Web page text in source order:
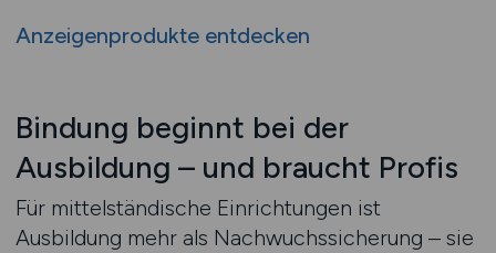
Anzeigenprodukte entdecken
Bindung beginnt bei der
Ausbildung – und braucht Profis
Für mittelständische Einrichtungen ist
Ausbildung mehr als Nachwuchssicherung – sie